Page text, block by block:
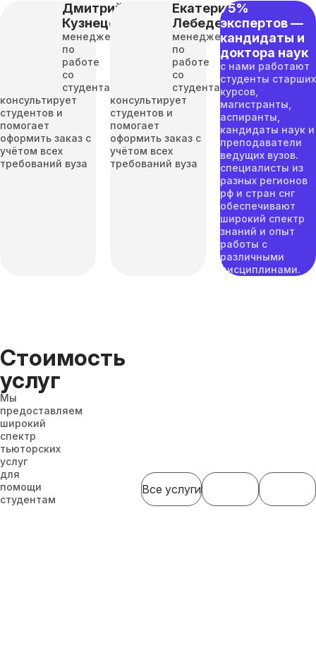
Дмитрий
Кузнецов
менеджер
по
работе
со
студентами
консультирует
студентов и
помогает
оформить заказ с
учётом всех
требований вуза
Екатерина
Лебедева
менеджер
по
работе
со
студентами
консультирует
студентов и
помогает
оформить заказ с
учётом всех
требований вуза
75%
экспертов —
кандидаты и
доктора наук
с нами работают
студенты старших
курсов,
магистранты,
аспиранты,
кандидаты наук и
преподаватели
ведущих вузов.
специалисты из
разных регионов
рф и стран снг
обеспечивают
широкий спектр
знаний и опыт
работы с
различными
дисциплинами.
Стоимость
услуг
Мы
предоставляем
широкий
спектр
тьюторских
услуг
для
помощи
студентам
Все услуги